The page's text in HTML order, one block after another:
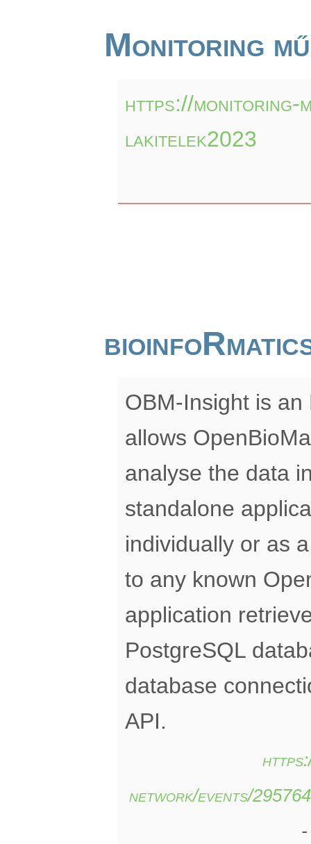
Monitoring
https://monitoring-
lakitelek2023
OBM-Insight is
allows
analyse the data
standalone
individually or as
to any known
application
PostgreSQL
database
API.
network/events/